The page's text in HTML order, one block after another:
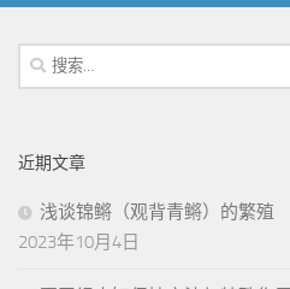
搜
索：
近期文章
浅谈锦鳉（观背青鳉）的繁殖
2023年10月4日